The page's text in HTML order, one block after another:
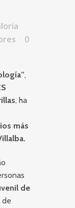
0
,
, ha
más
de
de